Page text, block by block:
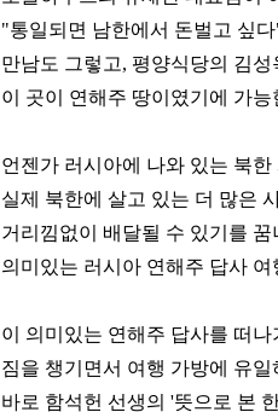
"통일되면 남한에서 돈벌고 싶
만남도 그렇고, 평양식당의 김
이 곳이 연해주 땅이였기에 가
언젠가 러시아에 나와 있는 북
실제 북한에 살고 있는 더 많은
거리낌없이 배달될 수 있기를
의미있는 러시아 연해주 답사 여
이 의미있는 연해주 답사를 떠나
짐을 챙기면서 여행 가방에 유
바로 함석헌 선생의 '뜻으로 본